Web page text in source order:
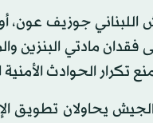
اللبناني جوزيف عون،
فقدان مادتي البنزين
تكرار الحوادث
يحاولان تطويق